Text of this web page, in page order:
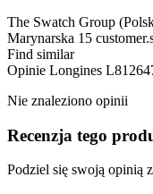
The Swatch Group
Marynarska 15
Find similar
Opinie Longines
Nie znaleziono opinii
Recenzja tego
Podziel się swoją opinią